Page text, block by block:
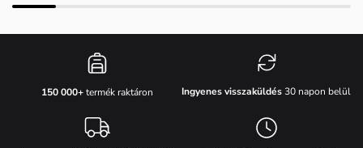
150 000+termék raktáron Ingyenes visszaküldés30 napon belül